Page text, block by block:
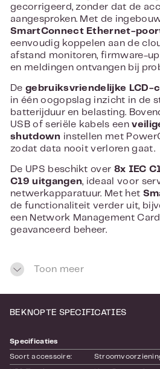
gecorrigeerd, zonder dat de
aangesproken. Met de
SmartConnect Ethernet-
eenvoudig koppelen aan de
afstand monitoren, firmware-
en meldingen ontvangen bij
De gebruiksvriendelijke LCD-
in één oogopslag inzicht in de
batterijduur en belasting.
USB of seriële kabels een
shutdown instellen met
zodat data nooit verloren gaat.
De UPS beschikt over 8x IEC
C19 uitgangen, ideaal voor
netwerkapparatuur. Met het
de functionaliteit verder uit,
een Network Management
geavanceerd beheer.
robuuste constructie is de
3000VA Tower
Toon meer
BEKNOPTE SPECIFICATIES
Specificaties
Soort accessoire: